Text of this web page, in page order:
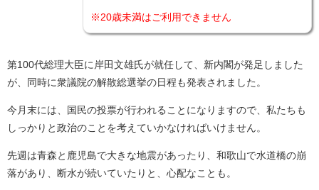
※20歳未満はご利用できません
第100代総理大臣に岸田文雄氏が就任して、新内閣が発足しました
が、同時に衆議院の解散総選挙の日程も発表されました。
今月末には、国民の投票が行われることになりますので、私たちも
しっかりと政治のことを考えていかなければいけません。
先週は青森と鹿児島で大きな地震があったり、和歌山で水道橋の崩
落があり、断水が続いていたりと、心配なことも。